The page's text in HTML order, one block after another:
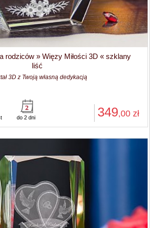
rodziców » Więzy Miłości 3D « szklany
liść
3D z Twoją własną dedykacją
349,00 zł
do 2 dni